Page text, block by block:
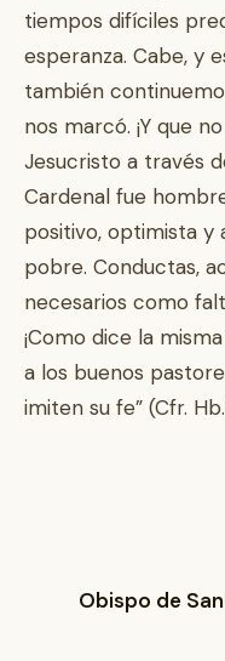
tiempos difíciles
esperanza. Cabe, y
también
nos marcó. ¡Y que
Jesucristo a través
Cardenal fue
positivo, optimista y
pobre. Conductas,
necesarios como
¡Como dice la
a los buenos
imiten su fe” (Cfr.
Obispo de